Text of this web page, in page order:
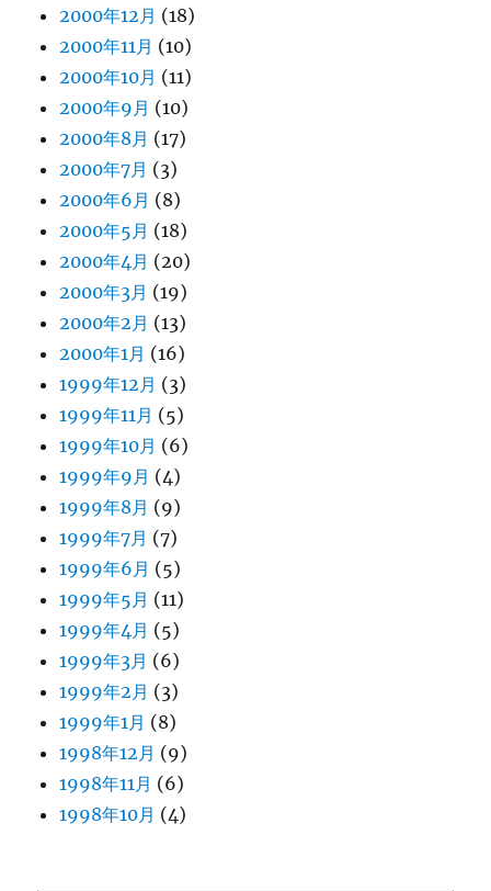
2000年12月 (18)
2000年11月 (10)
2000年10月 (11)
2000年9月 (10)
2000年8月 (17)
2000年7月 (3)
2000年6月 (8)
2000年5月 (18)
2000年4月 (20)
2000年3月 (19)
2000年2月 (13)
2000年1月 (16)
1999年12月 (3)
1999年11月 (5)
1999年10月 (6)
1999年9月 (4)
1999年8月 (9)
1999年7月 (7)
1999年6月 (5)
1999年5月 (11)
1999年4月 (5)
1999年3月 (6)
1999年2月 (3)
1999年1月 (8)
1998年12月 (9)
1998年11月 (6)
1998年10月 (4)